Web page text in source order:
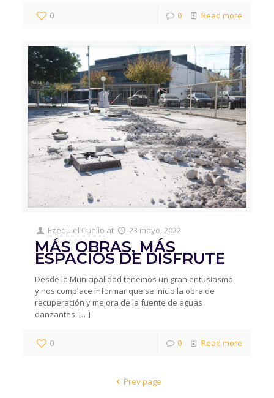
0 0 Read more
Ezequiel Cuello at 23 mayo, 2022
MÁS OBRAS, MÁS
ESPACIOS DE DISFRUTE
Desde la Municipalidad tenemos un gran entusiasmo
y nos complace informar que se inicio la obra de
recuperación y mejora de la fuente de aguas
danzantes, […]
0 0 Read more
Prev page